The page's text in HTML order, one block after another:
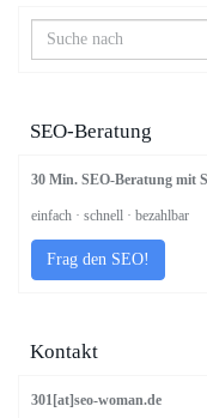
SEO-Beratung
30 Min. SEO-Beratung mit
einfach · schnell · bezahlbar
Frag den SEO!
Kontakt
301[at]seo-woman.de